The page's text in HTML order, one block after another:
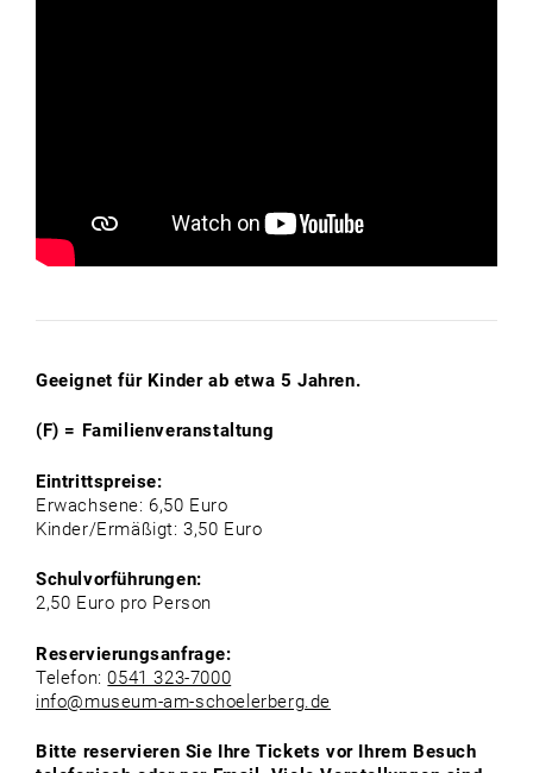
Geeignet für Kinder ab etwa 5 Jahren.
(F) = Familienveranstaltung
Eintrittspreise:
Erwachsene: 6,50 Euro
Kinder/Ermäßigt: 3,50 Euro
Schulvorführungen:
2,50 Euro pro Person
Reservierungsanfrage:
Telefon:0541 323-7000
info@museum-am-schoelerberg.de
Bitte reservieren Sie Ihre Tickets vor Ihrem Besuch